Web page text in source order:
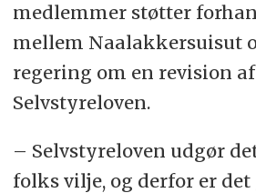
medlemmer støtter
mellem Naalakkersuisut
regering om en revision af
Selvstyreloven.
– Selvstyreloven udgør
folks vilje, og derfor er